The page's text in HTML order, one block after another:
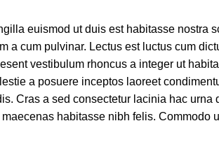
euismod ut duis est habitasse nostra
a cum pulvinar. Lectus est luctus cum
vestibulum rhoncus a integer ut
a posuere inceptos laoreet
Cras a sed consectetur lacinia hac
maecenas habitasse nibh felis. Commodo